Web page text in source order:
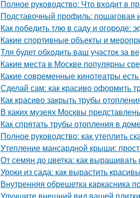
Полное руководство: Что входит в
Подставочный профиль: пошаговая
Как победить тлю в саду и огороде:
Какие спортивные объекты и
Тля будет обходить ваш участок за
Какие места в Москве популярны
Какие современные кинотеатры
Сделай сам: как красиво оформить
Как красиво закрыть трубы
В каких музеях Москвы
Как спрятать трубы отопления в
Полное руководство: как утеплить
Утепление мансардной крыши:
От семян до цветка: как
Уроки из сада: как вырастить
Внутренняя обрешетка каркасника